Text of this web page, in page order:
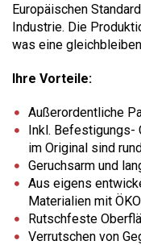
Europäischen
Industrie. Die
was eine
Ihre Vorteile:
Außerordentliche
Inkl. Befestigungs-
im Original sind
Geruchsarm und
Aus eigens
Materialien mit
Rutschfeste
Verrutschen von